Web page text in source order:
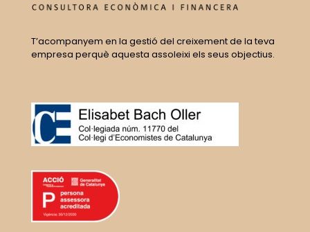
T’acompanyem en la gestió del creixement de la teva
empresa perquè aquesta assoleixi els seus objectius.